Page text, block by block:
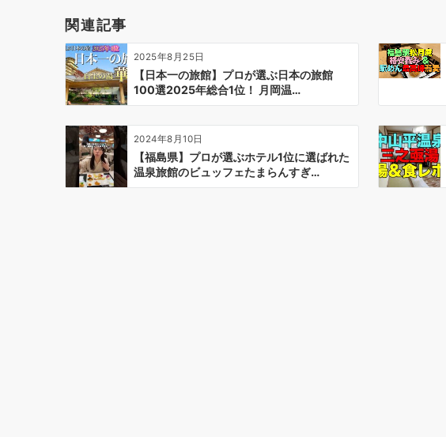
シ
ョ
ン
関連記事
2025年8月25日
【日本一の旅館】プロが選ぶ日本の旅館
100選2025年総合1位！ 月岡温…
2024年8月10日
【福島県】プロが選ぶホテル1位に選ばれた
温泉旅館のビュッフェたまらんすぎ…